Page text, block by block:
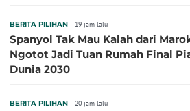
BERITA PILIHAN 19 jam lalu
Spanyol Tak Mau Kalah dari
Ngotot Jadi Tuan Rumah Final
Dunia 2030
BERITA PILIHAN 20 jam lalu